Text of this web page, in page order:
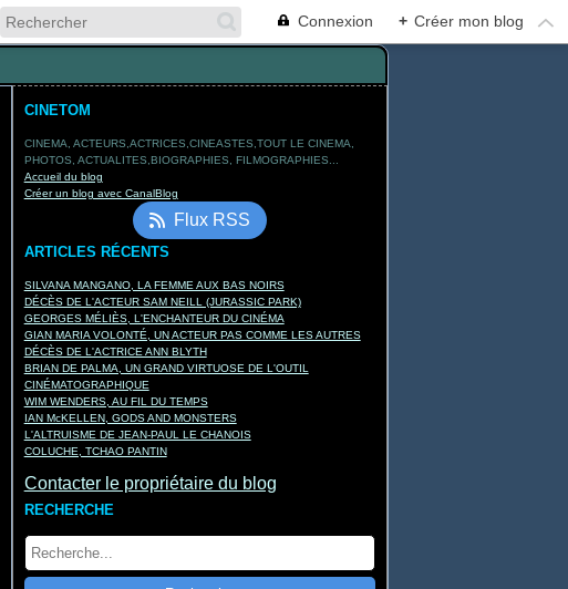
Connexion + Créer mon blog
CINETOM
CINEMA, ACTEURS,ACTRICES,CINEASTES,TOUT LE CINEMA,
PHOTOS, ACTUALITES,BIOGRAPHIES, FILMOGRAPHIES...
Accueil du blog
Créer un blog avec CanalBlog
Flux RSS
ARTICLES RÉCENTS
SILVANA MANGANO, LA FEMME AUX BAS NOIRS
DÉCÈS DE L'ACTEUR SAM NEILL (JURASSIC PARK)
GEORGES MÉLIÈS, L'ENCHANTEUR DU CINÉMA
GIAN MARIA VOLONTÉ, UN ACTEUR PAS COMME LES AUTRES
DÉCÈS DE L'ACTRICE ANN BLYTH
BRIAN DE PALMA, UN GRAND VIRTUOSE DE L'OUTIL
CINÉMATOGRAPHIQUE
WIM WENDERS, AU FIL DU TEMPS
IAN McKELLEN, GODS AND MONSTERS
L'ALTRUISME DE JEAN-PAUL LE CHANOIS
COLUCHE, TCHAO PANTIN
Contacter le propriétaire du blog
RECHERCHE